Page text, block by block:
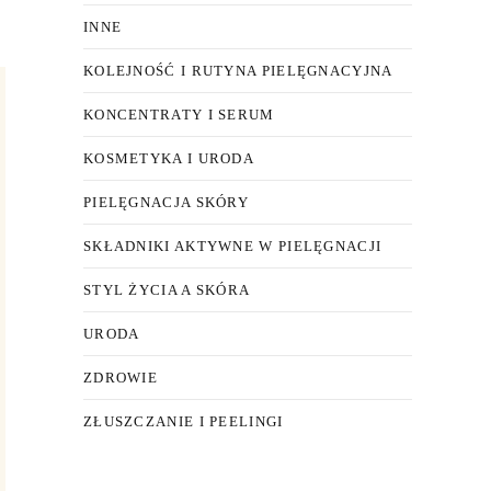
INNE
KOLEJNOŚĆ I RUTYNA PIELĘGNACYJNA
KONCENTRATY I SERUM
KOSMETYKA I URODA
PIELĘGNACJA SKÓRY
SKŁADNIKI AKTYWNE W PIELĘGNACJI
STYL ŻYCIA A SKÓRA
URODA
ZDROWIE
ZŁUSZCZANIE I PEELINGI